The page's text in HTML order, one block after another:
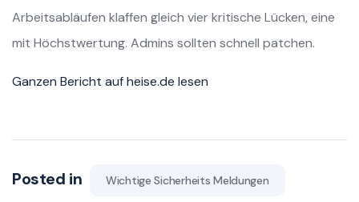
Arbeitsabläufen klaffen gleich vier kritische Lücken, eine
mit Höchstwertung. Admins sollten schnell patchen.
Ganzen Bericht auf heise.de lesen
Posted in Wichtige Sicherheits Meldungen